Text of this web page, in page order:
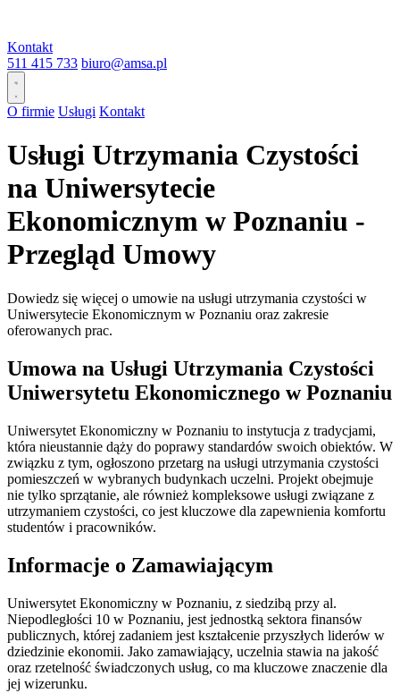
Kontakt
511 415 733 biuro@amsa.pl
O firmie Usługi Kontakt
Usługi Utrzymania Czystości
na Uniwersytecie
Ekonomicznym w Poznaniu -
Przegląd Umowy
Dowiedz się więcej o umowie na usługi utrzymania czystości w
Uniwersytecie Ekonomicznym w Poznaniu oraz zakresie
oferowanych prac.
Umowa na Usługi Utrzymania Czystości
Uniwersytetu Ekonomicznego w Poznaniu
Uniwersytet Ekonomiczny w Poznaniu to instytucja z tradycjami,
która nieustannie dąży do poprawy standardów swoich obiektów. W
związku z tym, ogłoszono przetarg na usługi utrzymania czystości
pomieszczeń w wybranych budynkach uczelni. Projekt obejmuje
nie tylko sprzątanie, ale również kompleksowe usługi związane z
utrzymaniem czystości, co jest kluczowe dla zapewnienia komfortu
studentów i pracowników.
Informacje o Zamawiającym
Uniwersytet Ekonomiczny w Poznaniu, z siedzibą przy al.
Niepodległości 10 w Poznaniu, jest jednostką sektora finansów
publicznych, której zadaniem jest kształcenie przyszłych liderów w
dziedzinie ekonomii. Jako zamawiający, uczelnia stawia na jakość
oraz rzetelność świadczonych usług, co ma kluczowe znaczenie dla
jej wizerunku.